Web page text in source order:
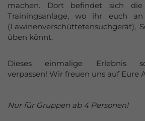
machen. Dort befindet sich die
Trainingsanlage, wo ihr euch
(Lawinenverschüttetensuchgerät),
üben könnt.
Dieses einmalige Erlebnis
verpassen! Wir freuen uns auf Eure
Nur für Gruppen ab 4 Personen!